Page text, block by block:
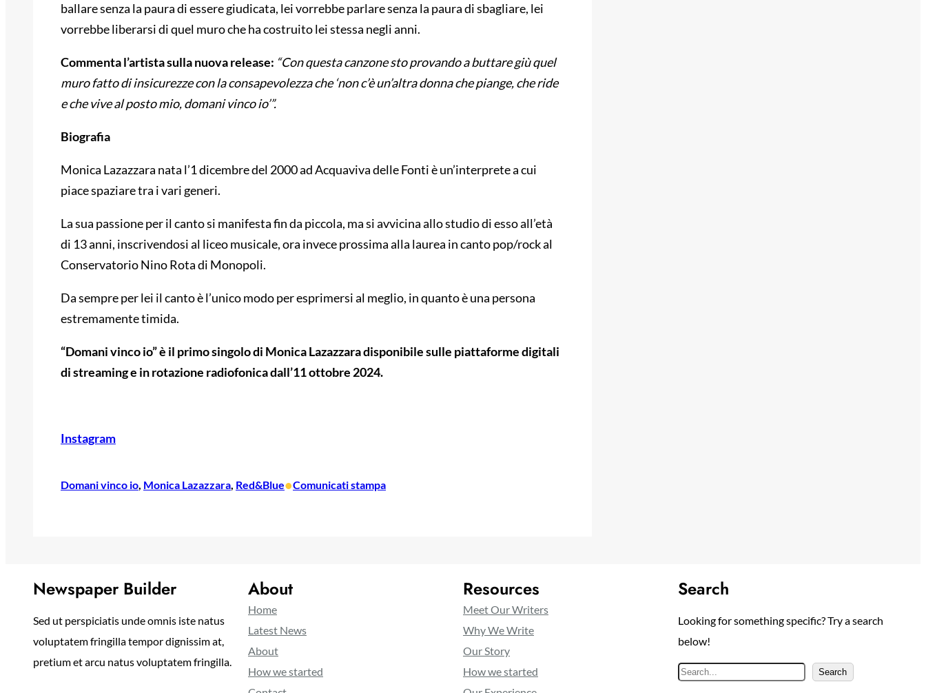
ballare senza la paura di essere giudicata, lei vorrebbe parlare senza la paura di sbagliare, lei
vorrebbe liberarsi di quel muro che ha costruito lei stessa negli anni.
Commenta l’artista sulla nuova release: “Con questa canzone sto provando a buttare giù quel
muro fatto di insicurezze con la consapevolezza che ‘non c’è un’altra donna che piange, che ride
e che vive al posto mio, domani vinco io’”.
Biografia
Monica Lazazzara nata l’1 dicembre del 2000 ad Acquaviva delle Fonti è un’interprete a cui
piace spaziare tra i vari generi.
La sua passione per il canto si manifesta fin da piccola, ma si avvicina allo studio di esso all’età
di 13 anni, inscrivendosi al liceo musicale, ora invece prossima alla laurea in canto pop/rock al
Conservatorio Nino Rota di Monopoli.
Da sempre per lei il canto è l’unico modo per esprimersi al meglio, in quanto è una persona
estremamente timida.
“Domani vinco io” è il primo singolo di Monica Lazazzara disponibile sulle piattaforme digitali
di streaming e in rotazione radiofonica dall’11 ottobre 2024.
Instagram
Domani vinco io, Monica Lazazzara, Red&Blue•Comunicati stampa
Newspaper Builder
Sed ut perspiciatis unde omnis iste natus
voluptatem fringilla tempor dignissim at,
pretium et arcu natus voluptatem fringilla.
About
Home
Latest News
About
How we started
Resources
Meet Our Writers
Why We Write
Our Story
How we started
Search
Looking for something specific? Try a search
below!
S
Search